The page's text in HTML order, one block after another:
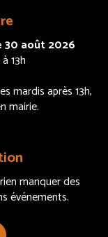
30 août 2026
13h
mardis après 13h,
mairie.
manquer des
événements.